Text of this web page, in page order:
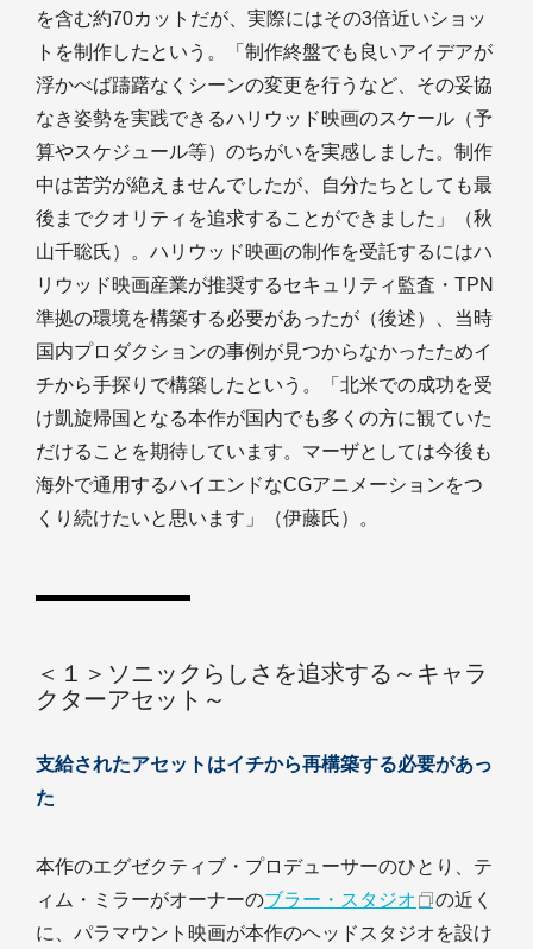
を含む約70カットだが、実際にはその3倍近いショッ
トを制作したという。「制作終盤でも良いアイデアが
浮かべば躊躇なくシーンの変更を行うなど、その妥協
なき姿勢を実践できるハリウッド映画のスケール（予
算やスケジュール等）のちがいを実感しました。制作
中は苦労が絶えませんでしたが、自分たちとしても最
後までクオリティを追求することができました」（秋
山千聡氏）。ハリウッド映画の制作を受託するにはハ
リウッド映画産業が推奨するセキュリティ監査・TPN
準拠の環境を構築する必要があったが（後述）、当時
国内プロダクションの事例が見つからなかったためイ
チから手探りで構築したという。「北米での成功を受
け凱旋帰国となる本作が国内でも多くの方に観ていた
だけることを期待しています。マーザとしては今後も
海外で通用するハイエンドなCGアニメーションをつ
くり続けたいと思います」（伊藤氏）。
＜１＞ソニックらしさを追求する～キャラ
クターアセット～
支給されたアセットはイチから再構築する必要があっ
た
本作のエグゼクティブ・プロデューサーのひとり、テ
ィム・ミラーがオーナーのブラー・スタジオ
の近く
に、パラマウント映画が本作のヘッドスタジオを設け